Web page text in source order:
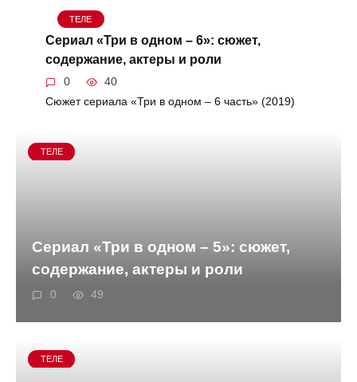
ТЕЛЕ
Сериал «Три в одном – 6»: сюжет,
содержание, актеры и роли
0 40
Сюжет сериала «Три в одном – 6 часть» (2019)
ТЕЛЕ
Сериал «Три в одном – 5»: сюжет,
содержание, актеры и роли
0 49
ТЕЛЕ